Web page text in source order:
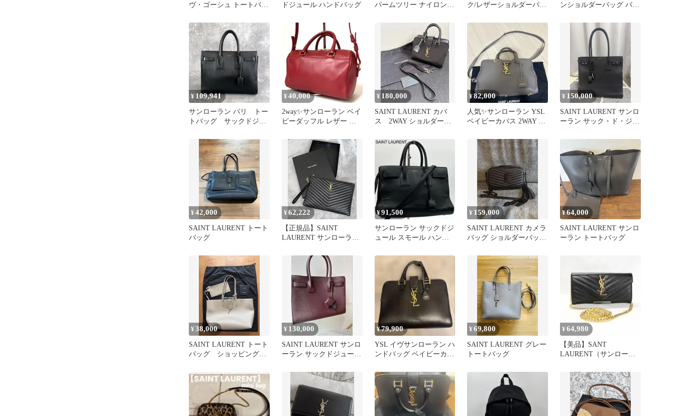
ヴ・ゴーシュ トートバッ
ドジュール ハンドバッグ
パームツリー ナイロン
ク/レザーショルダーバッ
ンショルダーバッグ バイ
¥ 109,941
サンローラン パリ トー
トバッグ サックドジュ
ク レザー
¥ 40,000
2way✨サンローラン ベイ
ビーダッフル レザー ハ
¥ 180,000
SAINT LAURENT カバ
ス 2WAY ショルダーバ
¥82,000
人気✨サンローラン YSL
ベイビーカバス 2WAY シ
¥ 150,000
SAINT LAURENT サンロ
ーラン サック・ド・ジュ
¥42,000
SAINT LAURENT トート
バッグ
¥62,222
【正規品】SAINT
LAURENT サンローラ
ブラック
¥91,500
サンローラン サックドジ
ュール スモール ハンド
¥ 159,000
SAINT LAURENT カメラ
バッグ ショルダーバッグ
¥64,000
SAINT LAURENT サンロ
ーラン トートバッグ
¥38,000
SAINT LAURENT トート
バッグ ショッピングバ
¥ 130,000
SAINT LAURENT サンロ
ーラン サックドジュール
¥79,900
YSL イヴサンローラン ハ
ンドバッグ ベイビーカバ
¥69,800
SAINT LAURENT グレー
トートバッグ
¥64,980
【美品】SANT
LAURENT（サンローラ
ウォレット 黒